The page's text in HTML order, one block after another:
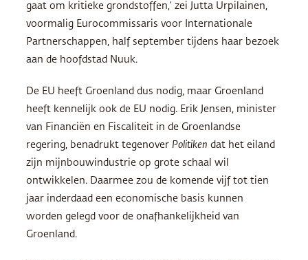
gaat om kritieke grondstoffen,’ zei Jutta Urpilainen,
voormalig Eurocommissaris voor Internationale
Partnerschappen, half september tijdens haar bezoek
aan de hoofdstad Nuuk.
De EU heeft Groenland dus nodig, maar Groenland
heeft kennelijk ook de EU nodig. Erik Jensen, minister
van Financiën en Fiscaliteit in de Groenlandse
regering, benadrukt tegenover Politiken dat het eiland
zijn mijnbouwindustrie op grote schaal wil
ontwikkelen. Daarmee zou de komende vijf tot tien
jaar inderdaad een economische basis kunnen
worden gelegd voor de onafhankelijkheid van
Groenland.